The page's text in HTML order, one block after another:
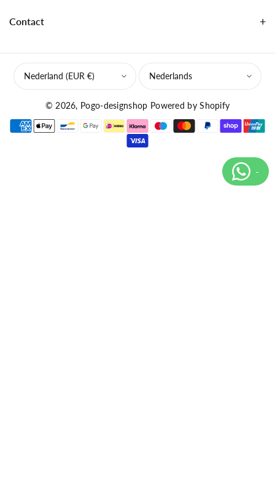
Contact
Nederland (EUR €) Nederlands
© 2026, Pogo-designshop Powered by Shopify
B
e
t